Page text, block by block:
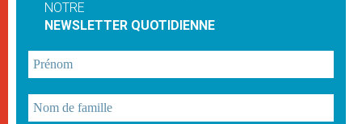
NOTRE
NEWSLETTER QUOTIDIENNE